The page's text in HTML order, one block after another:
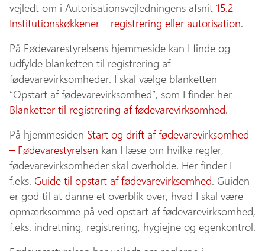
vejledt om i Autorisationsvejledningens afsnit 15.2
Institutionskøkkener – registrering eller autorisation.
På Fødevarestyrelsens hjemmeside kan I finde og
udfylde blanketten til registrering af
fødevarevirksomheder. I skal vælge blanketten
”Opstart af fødevarevirksomhed”, som I finder her
Blanketter til registrering af fødevarevirksomhed.
På hjemmesiden Start og drift af fødevarevirksomhed
– Fødevarestyrelsen kan I læse om hvilke regler,
fødevarevirksomheder skal overholde. Her finder I
f.eks. Guide til opstart af fødevarevirksomhed. Guiden
er god til at danne et overblik over, hvad I skal være
opmærksomme på ved opstart af fødevarevirksomhed,
f.eks. indretning, registrering, hygiejne og egenkontrol.